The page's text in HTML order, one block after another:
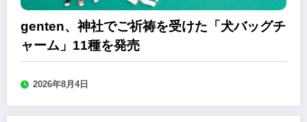
genten、神社でご祈祷を受けた「犬バッグチ
ャーム」11種を発売
2026年8月4日